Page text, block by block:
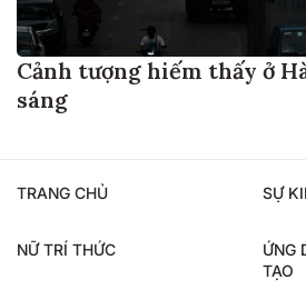
Cảnh tượng hiếm thấy ở
sáng
TRANG CHỦ SỰ
NỮ TRÍ THỨC
ỨNG
TẠO